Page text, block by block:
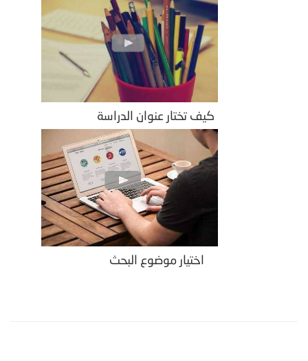
كيف تختار عنوان الدراسة
اختيار موضوع البحث